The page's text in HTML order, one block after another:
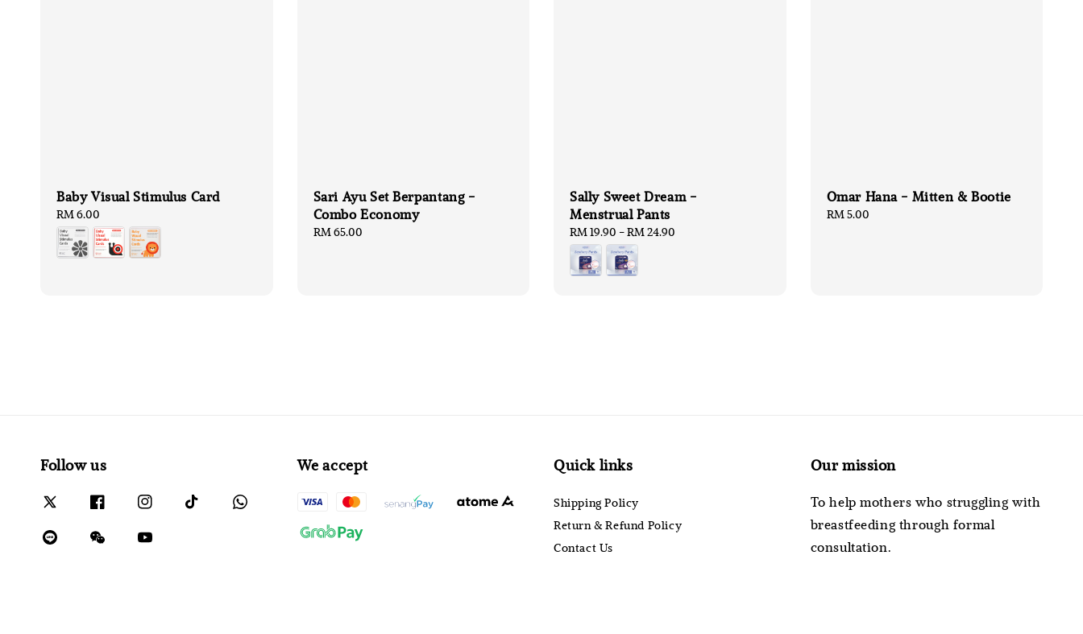
Baby Visual Stimulus Card
Regular
price
RM 6.00
Sari Ayu Set Berpantang -
Combo Economy
Regular
RM 65.00
Sally Sweet Dream -
Menstrual Pants
Regular
price
RM 19.90 -RM 24.90
Omar Hana - Mitten & Bootie
Regular
RM 5.00
Follow us We accept Quick links
Shipping Policy
Return & Refund Policy
Contact Us
Our mission
To help mothers who struggling with
breastfeeding through formal
consultation.